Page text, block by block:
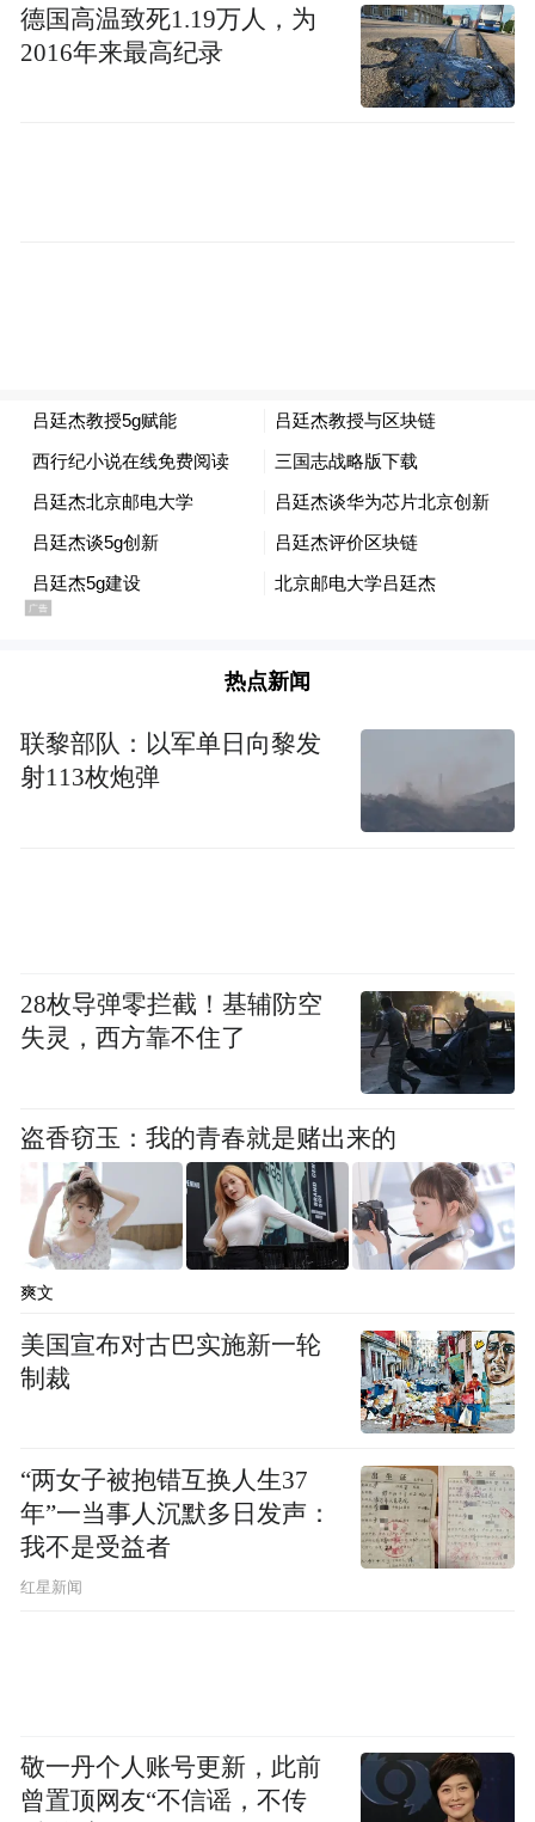
直说可以远程医疗，用更高清的视频、AR和
VR虚拟现实的能力，展示病变的情况和器官
的数据，很多疾病甚至可以提前诊断，不至
堂，已经开始尝试这样的形式。
“科技的研发与进步正是在解决人类痛点，把
科技用在公益上，就是我们行动非常重要的
方向。”最后，吕廷杰以史警示科技人。“近
代史上很多科技最先都不是用在公益，所以
这样的概念，这是非常正确的，因为在提醒
二战就有了核能技术，但是最先用的不是核
电站，而是核武器。六十年代美国人就开发
当科技推进人类福祉时，也会加速人性趋向
黑暗。主持人孙雪梅总结，人类似乎正处于
另一个关乎命运的十字路口，“未来怎么去，
德国高温致死1.19万人，为
2016年来最高纪录
热点新闻
联黎部队：以军单日向黎发
射113枚炮弹
28枚导弹零拦截！基辅防空
失灵，西方靠不住了
盗香窃玉：我的青春就是赌出来的
爽文
美国宣布对古巴实施新一轮
制裁
“两女子被抱错互换人生37
年”一当事人沉默多日发声：
我不是受益者
红星新闻
敬一丹个人账号更新，此前
曾置顶网友“不信谣，不传